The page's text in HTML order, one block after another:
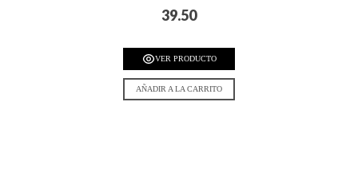
39.50
VER PRODUCTO
AÑADIR A LA CARRITO